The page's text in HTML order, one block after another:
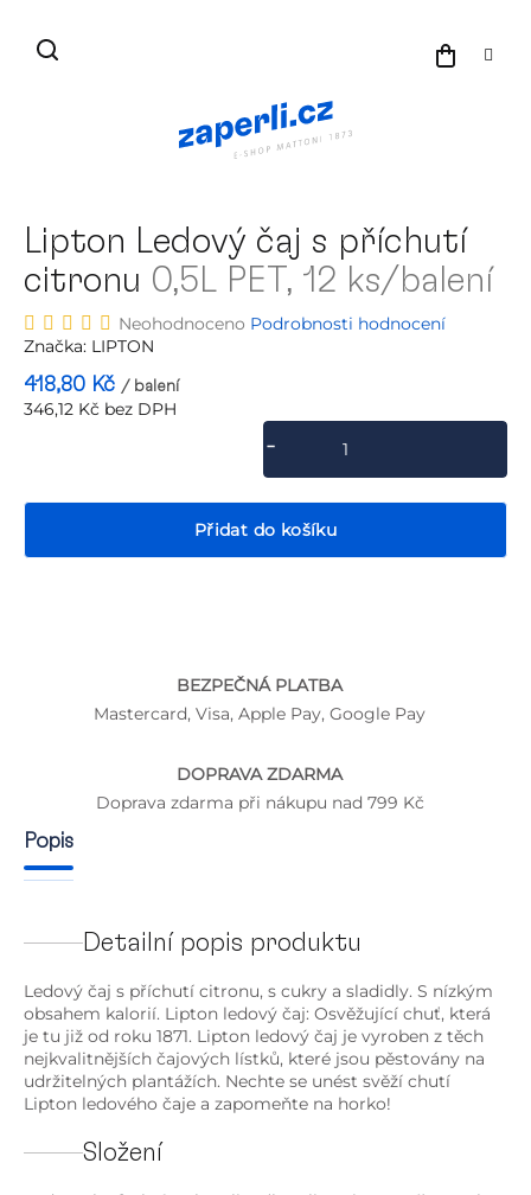
obsah
Lipton Ledový čaj s příchutí
citronu 0,5L PET, 12 ks/balení
Průměrné
hodnocení
je
0,0
Neohodnoceno Podrobnosti hodnocení
Značka: LIPTON
418,80 Kč / balení
346,12 Kč bez DPH
Přidat do košíku
BEZPEČNÁ PLATBA
Mastercard, Visa, Apple Pay, Google Pay
DOPRAVA ZDARMA
Doprava zdarma při nákupu nad 799 Kč
Popis
Detailní popis produktu
Ledový čaj s příchutí citronu, s cukry a sladidly. S nízkým
obsahem kalorií. Lipton ledový čaj: Osvěžující chuť, která
je tu již od roku 1871. Lipton ledový čaj je vyroben z těch
nejkvalitnějších čajových lístků, které jsou pěstovány na
udržitelných plantážích. Nechte se unést svěží chutí
Lipton ledového čaje a zapomeňte na horko!
Složení